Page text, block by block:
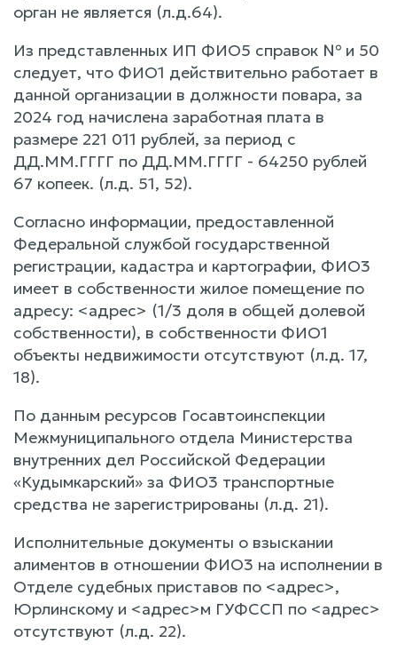
орган не является (л.д.64).
Из представленных ИП ФИО5 справок № и 50
следует, что ФИО1 действительно работает в
данной организации в должности повара, за
2024 год начислена заработная плата в
размере 221 011 рублей, за период с
ДД.ММ.ГГГГ по ДД.ММ.ГГГГ - 64250 рублей
67 копеек. (л.д. 51, 52).
Согласно информации, предоставленной
Федеральной службой государственной
регистрации, кадастра и картографии, ФИО3
имеет в собственности жилое помещение по
адресу: <адрес> (1/3 доля в общей долевой
собственности), в собственности ФИО1
объекты недвижимости отсутствуют (л.д. 17,
18).
По данным ресурсов Госавтоинспекции
Межмуниципального отдела Министерства
внутренних дел Российской Федерации
«Кудымкарский» за ФИО3 транспортные
средства не зарегистрированы (л.д. 21).
Исполнительные документы о взыскании
алиментов в отношении ФИО3 на исполнении в
Отделе судебных приставов по <адрес>,
Юрлинскому и <адрес>м ГУФССП по <адрес>
отсутствуют (л.д. 22).